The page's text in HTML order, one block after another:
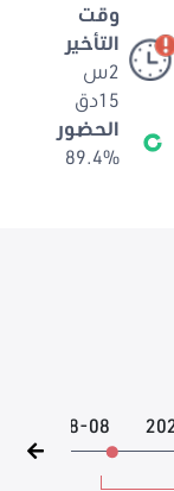
وقت
التأخير
2س
15دق
الحضور
89.4%
2026-08-08